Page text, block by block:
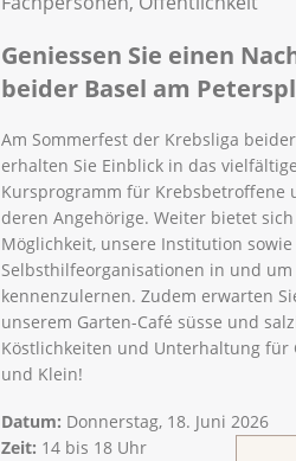
Geniessen Sie einen
beider Basel am
Am Sommerfest der Krebsliga
erhalten Sie Einblick in das vielfältige
Kursprogramm für Krebsbetroffene
deren Angehörige. Weiter bietet
Möglichkeit, unsere Institution sowie
Selbsthilfeorganisationen in und um
kennenzulernen. Zudem erwarten
unserem Garten-Café süsse und
Köstlichkeiten und Unterhaltung für
und Klein!
Datum: Donnerstag, 18. Juni 2026
Zeit: 14 bis 18 Uhr